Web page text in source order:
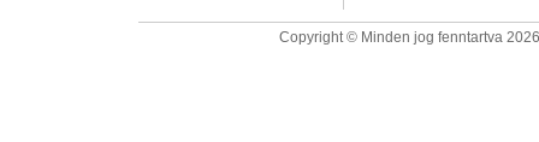
Copyright © Minden jog fenntartva